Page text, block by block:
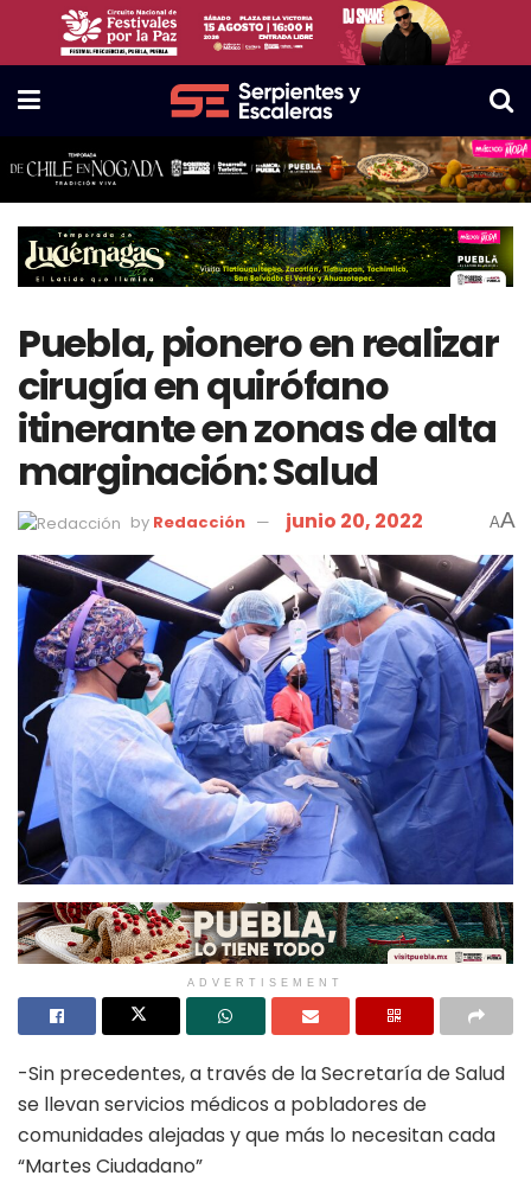
Puebla, pionero en realizar
cirugía en quirófano
itinerante en zonas de alta
marginación: Salud
by Redacción junio 20, 2022 AA
ADVERTISEMENT
-Sin precedentes, a través de la Secretaría de Salud
se llevan servicios médicos a pobladores de
comunidades alejadas y que más lo necesitan cada
“Martes Ciudadano”